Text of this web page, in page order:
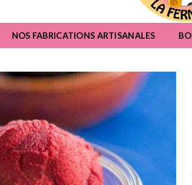
NOS FABRICATIONS ARTISANALES